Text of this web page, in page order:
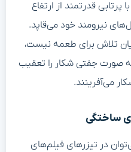
پرتابی قدرتمند از ارتفاع
نیرومند خود می‌قاپد.
تلاش برای طعمه نیست،
به صورت جفتی شکار را تعقیب
می‌آفرینند.
ساختگی
در تیزرهای فیلم‌های